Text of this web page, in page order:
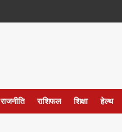
राजनीति राशिफल शिक्षा हेल्थ